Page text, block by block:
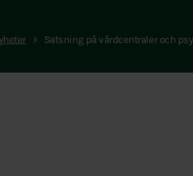
Satsning på vårdcentraler och